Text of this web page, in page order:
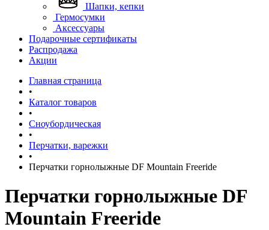
Шапки, кепки
Гермосумки
Аксессуары
Подарочные сертификаты
Распродажа
Акции
Главная страница
•
Каталог товаров
•
Сноубордическая
•
Перчатки, варежки
•
Перчатки горнолыжные DF Mountain Freeride
Перчатки горнолыжные DF
Mountain Freeride